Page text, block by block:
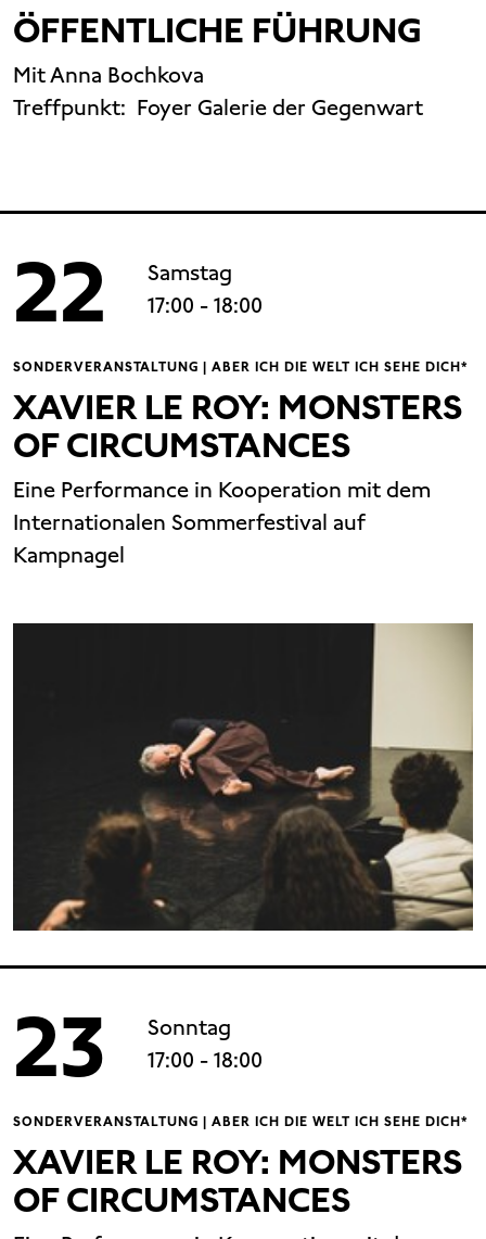
ÖFFENTLICHE FÜHRUNG
Mit Anna Bochkova
Treffpunkt: Foyer Galerie der Gegenwart
22
Samstag
17:00 - 18:00
SONDERVERANSTALTUNG | ABER ICH DIE WELT ICH SEHE DICH*
XAVIER LE ROY: MONSTERS
OF CIRCUMSTANCES
Eine Performance in Kooperation mit dem
Internationalen Sommerfestival auf
Kampnagel
23
Sonntag
17:00 - 18:00
SONDERVERANSTALTUNG | ABER ICH DIE WELT ICH SEHE DICH*
XAVIER LE ROY: MONSTERS
OF CIRCUMSTANCES